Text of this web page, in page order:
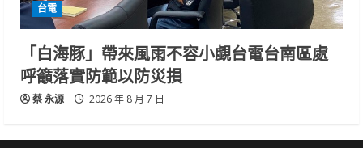
台電
「白海豚」帶來風雨不容小覷台電台南區處
呼籲落實防範以防災損
蔡 永源 2026 年 8 月 7 日